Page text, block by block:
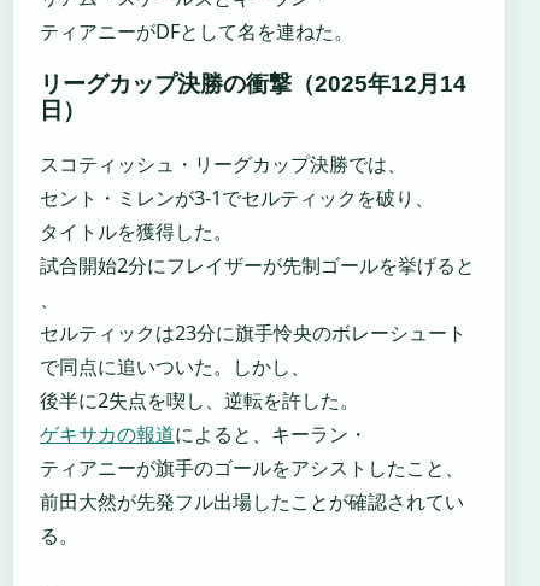
ティアニーがDFとして名を連ねた。
リーグカップ決勝の衝撃（2025年12月14
日）
スコティッシュ・リーグカップ決勝では、
セント・ミレンが3-1でセルティックを破り、
タイトルを獲得した。
試合開始2分にフレイザーが先制ゴールを挙げると
、
セルティックは23分に旗手怜央のボレーシュート
で同点に追いついた。しかし、
後半に2失点を喫し、逆転を許した。
ゲキサカの報道によると、キーラン・
ティアニーが旗手のゴールをアシストしたこと、
前田大然が先発フル出場したことが確認されてい
る。